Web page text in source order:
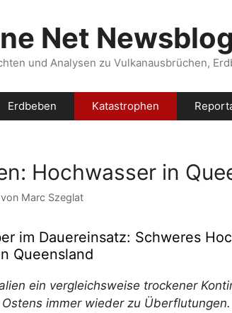
Net Newsblog
und Analysen zu Vulkanausbrüchen,
Erdbeben Katastrophen
Hochwasser in
von Marc Szeglat
im Dauereinsatz: Schweres
Queensland
ein vergleichsweise trockener
immer wieder zu